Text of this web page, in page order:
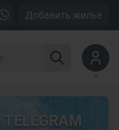
Добавить жилье